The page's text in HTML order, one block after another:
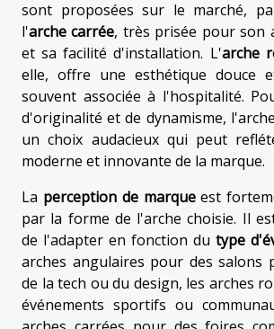
sont proposées sur le marché,
l'arche carrée, très prisée pour son
et sa facilité d'installation. L'arche
elle, offre une esthétique douce
souvent associée à l'hospitalité.
d'originalité et de dynamisme,
un choix audacieux qui peut
moderne et innovante de la marque.
La perception de marqueest
par la forme de l'arche choisie. Il
de l'adapter en fonction du type
arches angulaires pour des salons
de la tech ou du design, les arches
événements sportifs ou